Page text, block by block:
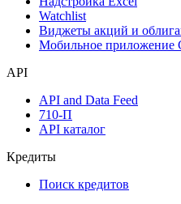
Инструментарий
Мобильное приложение
API
API and Data Feed
API каталог